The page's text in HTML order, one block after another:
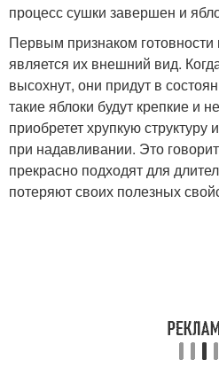
процесс сушки завершен и
Первым признаком
является их внешний вид.
высохнут, они придут в
такие яблоки будут крепкие и
приобретет хрупкую структуру
при надавливании. Это
прекрасно подходят для
потеряют своих полезных